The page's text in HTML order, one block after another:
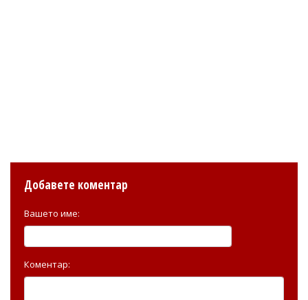
Добавете коментар
Вашето име:
Коментар: